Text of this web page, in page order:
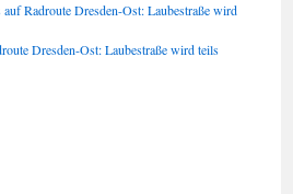
Radroute Dresden-Ost: Laubestraße wird
Dresden-Ost: Laubestraße wird teils